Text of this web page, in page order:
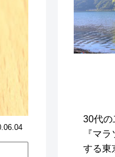
30代の
『マ
する東